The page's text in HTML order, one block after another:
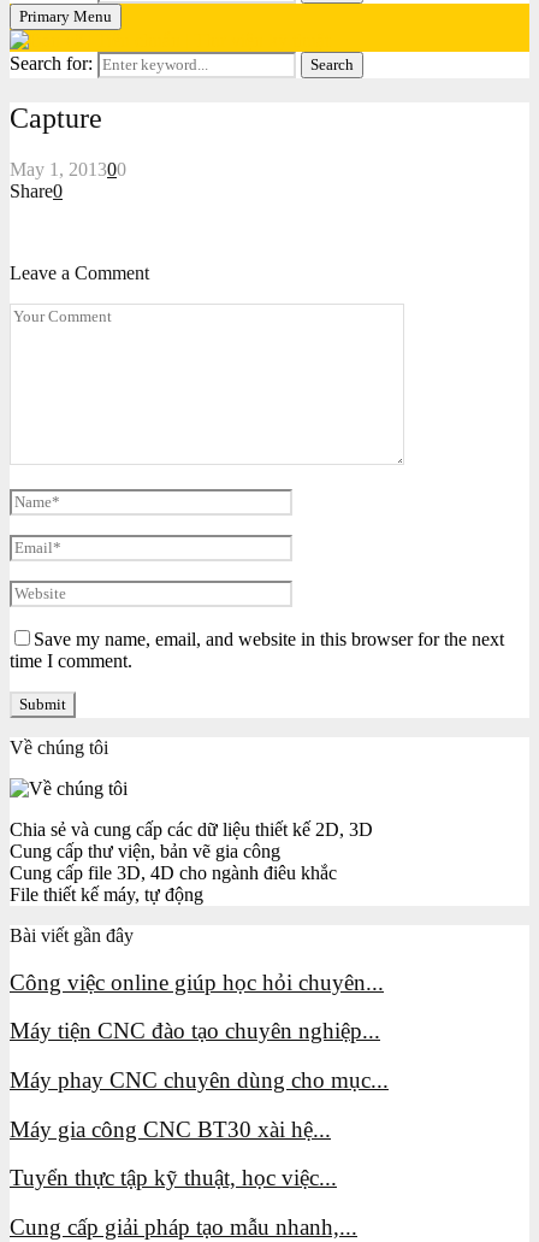
Primary Menu
Search for: Search
Capture
May 1, 201300
Share0
Leave a Comment
Save my name, email, and website in this browser for the next
time I comment.
Về chúng tôi
Chia sẻ và cung cấp các dữ liệu thiết kế 2D, 3D
Cung cấp thư viện, bản vẽ gia công
Cung cấp file 3D, 4D cho ngành điêu khắc
File thiết kế máy, tự động
Bài viết gần đây
Công việc online giúp học hỏi chuyên...
Máy tiện CNC đào tạo chuyên nghiệp...
Máy phay CNC chuyên dùng cho mục...
Máy gia công CNC BT30 xài hệ...
Tuyển thực tập kỹ thuật, học việc...
Cung cấp giải pháp tạo mẫu nhanh,...